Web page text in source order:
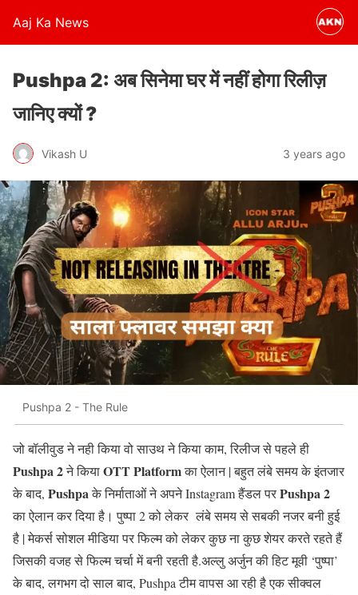
Aaj Ka News
Pushpa 2: अब सिनेमा घर में नहीं होगा रिलीज़
जानिए क्यों ?
Vikash U 3 years ago
Pushpa 2 - The Rule
जो बॉलीवुड ने नही किया वो साउथ ने किया काम, रिलीज से पहले ही
Pushpa 2ने कियाOTT Platformका ऐलान |बहुत लंबे समय के इंतजार
के बाद, Pushpaके निर्माताओं ने अपने Instagram हैंडल परPushpa 2
का ऐलान कर दिया है।पुष्पा 2 को लेकर लंबे समय से सबकी नजर बनी हुई
है | मेकर्स सोशल मीडिया पर फिल्म को लेकर कुछ ना कुछ शेयर करते रहते हैं
जिसकी वजह से फिल्म चर्चा में बनी रहती है.अल्लु अर्जुन की हिट मूवी ‘पुष्पा’
के बाद, लगभग दो साल बाद, Pushpa टीम वापस आ रही है एक सीक्वल